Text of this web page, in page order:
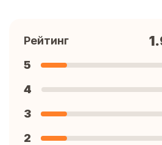
Рейтинг
5
4
3
2